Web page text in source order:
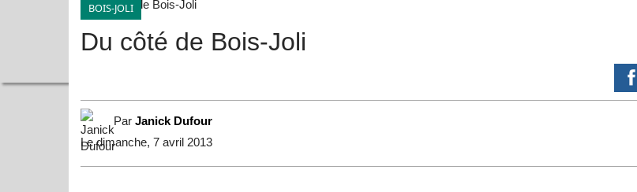
BOIS-JOLI
Du côté de Bois-Joli
Par Janick Dufour
Le dimanche, 7 avril 2013